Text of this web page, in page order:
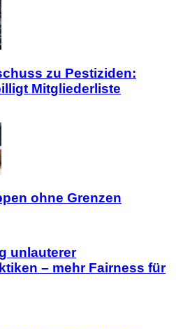
zu Pestiziden:
Mitgliederliste
ohne Grenzen
unlauterer
– mehr Fairness für